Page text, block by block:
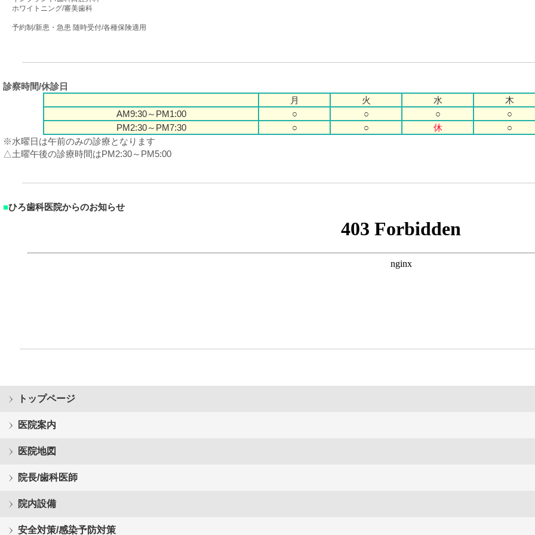
ホワイトニング/審美歯科
予約制/新患・急患 随時受付/各種保険適用
診察時間/休診日
月
火 水 木
AM9:30～PM1:00
○ ○ ○ ○
PM2:30～PM7:30
○ ○ 休 ○
※水曜日は午前のみの診療となります
△土曜午後の診療時間はPM2:30～PM5:00
■ひろ歯科医院からのお知らせ
トップページ
医院案内
医院地図
院長/歯科医師
院内設備
安全対策/感染予防対策